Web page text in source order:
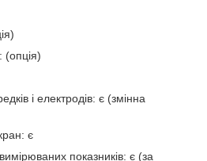
(опція)
і електродів: є (змінна
є
показників: є (за